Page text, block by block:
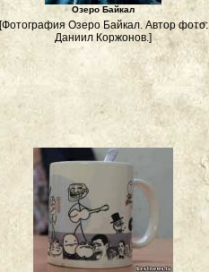
Озеро Байкал
[Фотография Озеро Байкал. Автор фото:
Даниил Коржонов.]